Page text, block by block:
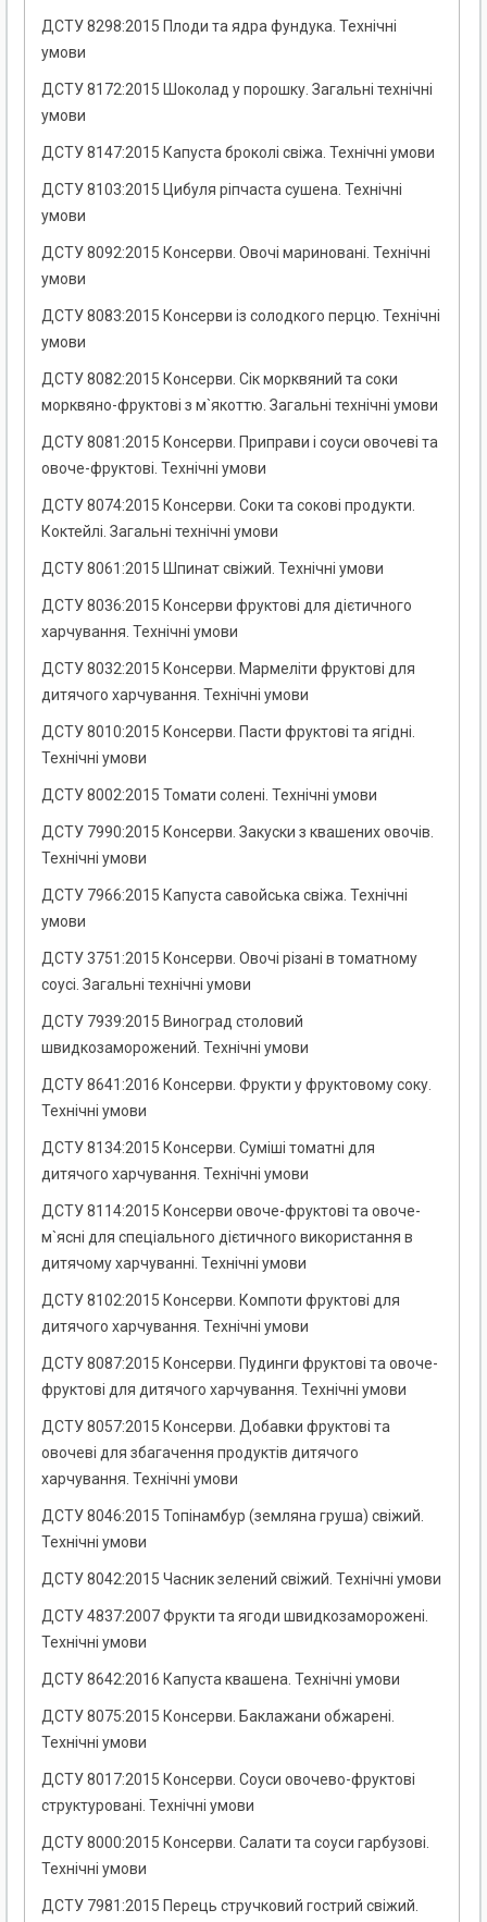
ДСТУ 8298:2015 Плоди та ядра фундука. Технічні
умови
ДСТУ 8172:2015 Шоколад у порошку. Загальні технічні
умови
ДСТУ 8147:2015 Капуста броколі свіжа. Технічні умови
ДСТУ 8103:2015 Цибуля ріпчаста сушена. Технічні
умови
ДСТУ 8092:2015 Консерви. Овочі мариновані. Технічні
умови
ДСТУ 8083:2015 Консерви із солодкого перцю. Технічні
умови
ДСТУ 8082:2015 Консерви. Сік морквяний та соки
морквяно-фруктові з м`якоттю. Загальні технічні умови
ДСТУ 8081:2015 Консерви. Приправи і соуси овочеві та
овоче-фруктові. Технічні умови
ДСТУ 8074:2015 Консерви. Соки та сокові продукти.
Коктейлі. Загальні технічні умови
ДСТУ 8061:2015 Шпинат свіжий. Технічні умови
ДСТУ 8036:2015 Консерви фруктові для дієтичного
харчування. Технічні умови
ДСТУ 8032:2015 Консерви. Мармеліти фруктові для
дитячого харчування. Технічні умови
ДСТУ 8010:2015 Консерви. Пасти фруктові та ягідні.
Технічні умови
ДСТУ 8002:2015 Томати солені. Технічні умови
ДСТУ 7990:2015 Консерви. Закуски з квашених овочів.
Технічні умови
ДСТУ 7966:2015 Капуста савойська свіжа. Технічні
умови
ДСТУ 3751:2015 Консерви. Овочі різані в томатному
соусі. Загальні технічні умови
ДСТУ 7939:2015 Виноград столовий
швидкозаморожений. Технічні умови
ДСТУ 8641:2016 Консерви. Фрукти у фруктовому соку.
Технічні умови
ДСТУ 8134:2015 Консерви. Суміші томатні для
дитячого харчування. Технічні умови
ДСТУ 8114:2015 Консерви овоче-фруктові та овоче-
м`ясні для спеціального дієтичного використання в
дитячому харчуванні. Технічні умови
ДСТУ 8102:2015 Консерви. Компоти фруктові для
дитячого харчування. Технічні умови
ДСТУ 8087:2015 Консерви. Пудинги фруктові та овоче-
фруктові для дитячого харчування. Технічні умови
ДСТУ 8057:2015 Консерви. Добавки фруктові та
овочеві для збагачення продуктів дитячого
харчування. Технічні умови
ДСТУ 8046:2015 Топінамбур (земляна груша) свіжий.
Технічні умови
ДСТУ 8042:2015 Часник зелений свіжий. Технічні умови
ДСТУ 4837:2007 Фрукти та ягоди швидкозаморожені.
Технічні умови
ДСТУ 8642:2016 Капуста квашена. Технічні умови
ДСТУ 8075:2015 Консерви. Баклажани обжарені.
Технічні умови
ДСТУ 8017:2015 Консерви. Соуси овочево-фруктові
структуровані. Технічні умови
ДСТУ 8000:2015 Консерви. Салати та соуси гарбузові.
Технічні умови
ДСТУ 7981:2015 Перець стручковий гострий свіжий.